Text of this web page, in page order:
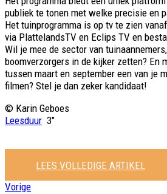
publiek te tonen met welke precisie en
Het tuinprogramma is op tv te zien
via PlattelandsTV en Eclips TV en
Wil je mee de sector van
boomverzorgers in de kijker zetten? En
tussen maart en september een van je
filmen? Stel je dan zeker kandidaat!
© Karin Geboes
Leesduur 3″
LEES VOLLEDIGE ARTIKEL
Vorige